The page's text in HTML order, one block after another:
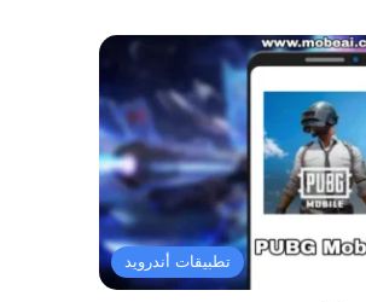
تطبيقات أندرويد